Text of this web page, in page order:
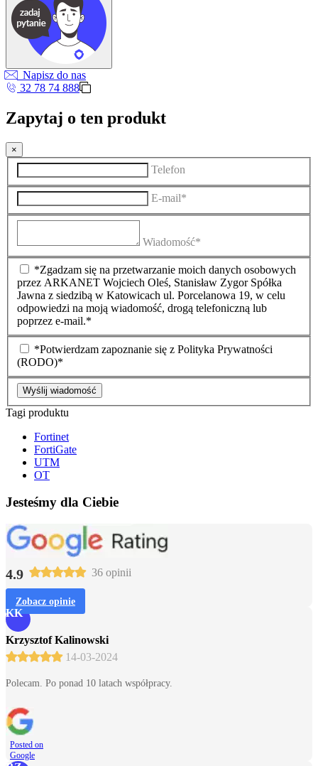
Napisz do nas
32 78 74 888
Zapytaj o ten produkt
×
Telefon
E-mail*
Wiadomość*
*Zgadzam się na przetwarzanie moich danych osobowych
przez ARKANET Wojciech Oleś, Stanisław Zygor Spółka
Jawna z siedzibą w Katowicach ul. Porcelanowa 19, w celu
odpowiedzi na moją wiadomość, drogą telefoniczną lub
poprzez e-mail.*
*Potwierdzam zapoznanie się z Polityka Prywatności
(RODO)*
Wyślij wiadomość
Tagi produktu
Fortinet
FortiGate
UTM
OT
Jesteśmy dla Ciebie
4.9 36 opinii
Zobacz opinie
KK
Krzysztof Kalinowski
14-03-2024
Polecam. Po ponad 10 latach współpracy.
Posted on
Google